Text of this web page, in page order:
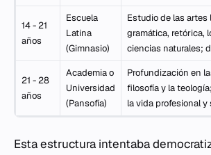
14 - 21
años
Escuela
Latina
(Gimnasio)
Estudio de las artes
gramática, retórica,
ciencias naturales;
21 - 28
años
Academia o
Universidad
(Pansofía)
Profundización en
filosofía y la
la vida profesional y
Esta estructura intentaba